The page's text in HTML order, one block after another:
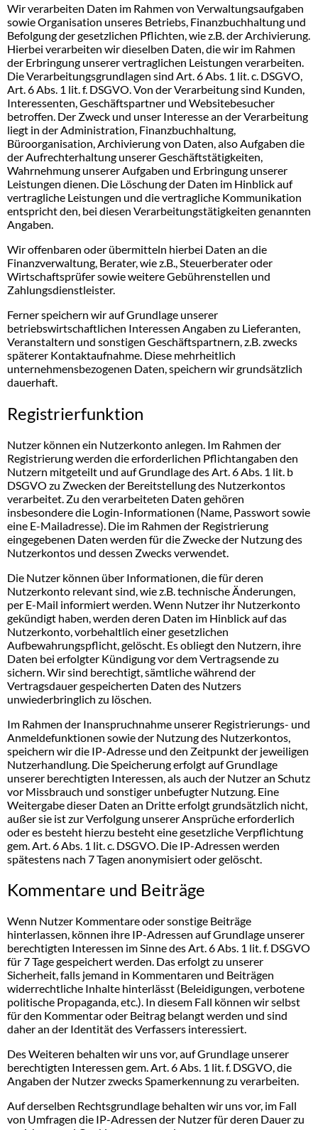
Wir verarbeiten Daten im Rahmen von Verwaltungsaufgaben
sowie Organisation unseres Betriebs, Finanzbuchhaltung und
Befolgung der gesetzlichen Pflichten, wie z.B. der Archivierung.
Hierbei verarbeiten wir dieselben Daten, die wir im Rahmen
der Erbringung unserer vertraglichen Leistungen verarbeiten.
Die Verarbeitungsgrundlagen sind Art. 6 Abs. 1 lit. c. DSGVO,
Art. 6 Abs. 1 lit. f. DSGVO. Von der Verarbeitung sind Kunden,
Interessenten, Geschäftspartner und Websitebesucher
betroffen. Der Zweck und unser Interesse an der Verarbeitung
liegt in der Administration, Finanzbuchhaltung,
Büroorganisation, Archivierung von Daten, also Aufgaben die
der Aufrechterhaltung unserer Geschäftstätigkeiten,
Wahrnehmung unserer Aufgaben und Erbringung unserer
Leistungen dienen. Die Löschung der Daten im Hinblick auf
vertragliche Leistungen und die vertragliche Kommunikation
entspricht den, bei diesen Verarbeitungstätigkeiten genannten
Angaben.
Wir offenbaren oder übermitteln hierbei Daten an die
Finanzverwaltung, Berater, wie z.B., Steuerberater oder
Wirtschaftsprüfer sowie weitere Gebührenstellen und
Zahlungsdienstleister.
Ferner speichern wir auf Grundlage unserer
betriebswirtschaftlichen Interessen Angaben zu Lieferanten,
Veranstaltern und sonstigen Geschäftspartnern, z.B. zwecks
späterer Kontaktaufnahme. Diese mehrheitlich
unternehmensbezogenen Daten, speichern wir grundsätzlich
dauerhaft.
Registrierfunktion
Nutzer können ein Nutzerkonto anlegen. Im Rahmen der
Registrierung werden die erforderlichen Pflichtangaben den
Nutzern mitgeteilt und auf Grundlage des Art. 6 Abs. 1 lit. b
DSGVO zu Zwecken der Bereitstellung des Nutzerkontos
verarbeitet. Zu den verarbeiteten Daten gehören
insbesondere die Login-Informationen (Name, Passwort sowie
eine E-Mailadresse). Die im Rahmen der Registrierung
eingegebenen Daten werden für die Zwecke der Nutzung des
Nutzerkontos und dessen Zwecks verwendet.
Die Nutzer können über Informationen, die für deren
Nutzerkonto relevant sind, wie z.B. technische Änderungen,
per E-Mail informiert werden. Wenn Nutzer ihr Nutzerkonto
gekündigt haben, werden deren Daten im Hinblick auf das
Nutzerkonto, vorbehaltlich einer gesetzlichen
Aufbewahrungspflicht, gelöscht. Es obliegt den Nutzern, ihre
Daten bei erfolgter Kündigung vor dem Vertragsende zu
sichern. Wir sind berechtigt, sämtliche während der
Vertragsdauer gespeicherten Daten des Nutzers
unwiederbringlich zu löschen.
Im Rahmen der Inanspruchnahme unserer Registrierungs- und
Anmeldefunktionen sowie der Nutzung des Nutzerkontos,
speichern wir die IP-Adresse und den Zeitpunkt der jeweiligen
Nutzerhandlung. Die Speicherung erfolgt auf Grundlage
unserer berechtigten Interessen, als auch der Nutzer an Schutz
vor Missbrauch und sonstiger unbefugter Nutzung. Eine
Weitergabe dieser Daten an Dritte erfolgt grundsätzlich nicht,
außer sie ist zur Verfolgung unserer Ansprüche erforderlich
oder es besteht hierzu besteht eine gesetzliche Verpflichtung
gem. Art. 6 Abs. 1 lit. c. DSGVO. Die IP-Adressen werden
spätestens nach 7 Tagen anonymisiert oder gelöscht.
Kommentare und Beiträge
Wenn Nutzer Kommentare oder sonstige Beiträge
hinterlassen, können ihre IP-Adressen auf Grundlage unserer
berechtigten Interessen im Sinne des Art. 6 Abs. 1 lit. f. DSGVO
für 7 Tage gespeichert werden. Das erfolgt zu unserer
Sicherheit, falls jemand in Kommentaren und Beiträgen
widerrechtliche Inhalte hinterlässt (Beleidigungen, verbotene
politische Propaganda, etc.). In diesem Fall können wir selbst
für den Kommentar oder Beitrag belangt werden und sind
daher an der Identität des Verfassers interessiert.
Des Weiteren behalten wir uns vor, auf Grundlage unserer
berechtigten Interessen gem. Art. 6 Abs. 1 lit. f. DSGVO, die
Angaben der Nutzer zwecks Spamerkennung zu verarbeiten.
Auf derselben Rechtsgrundlage behalten wir uns vor, im Fall
von Umfragen die IP-Adressen der Nutzer für deren Dauer zu